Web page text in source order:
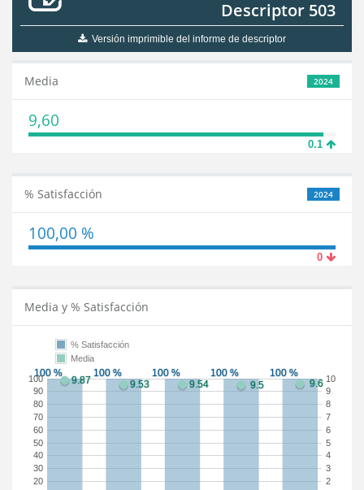
Descriptor 503
Versión imprimible del informe de descriptor
2024
Media
9,60
0.1
2024
% Satisfacción
100,00 %
0
Media y % Satisfacción
20
30
40
50
60
70
80
90
100
2
3
4
5
6
7
8
9
10
% Satisfacción
Media